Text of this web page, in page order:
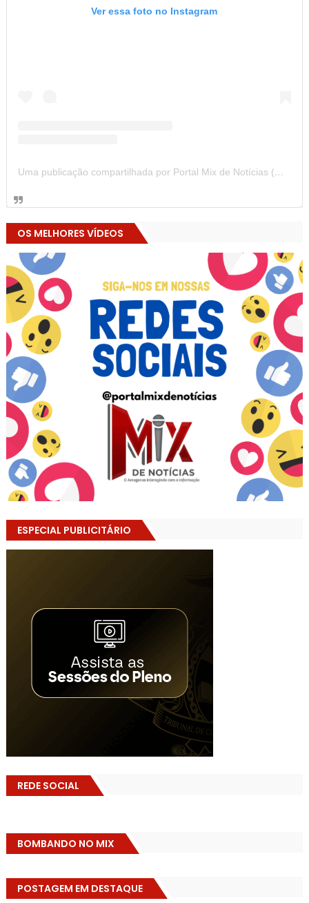
Ver essa foto no Instagram
Uma publicação compartilhada por Portal Mix de Notícias (@portalmixdenoticias)
OS MELHORES VÍDEOS
ESPECIAL PUBLICITÁRIO
REDE SOCIAL
BOMBANDO NO MIX
POSTAGEM EM DESTAQUE